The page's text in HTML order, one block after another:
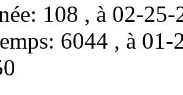
108 , à 02-
6044 , à